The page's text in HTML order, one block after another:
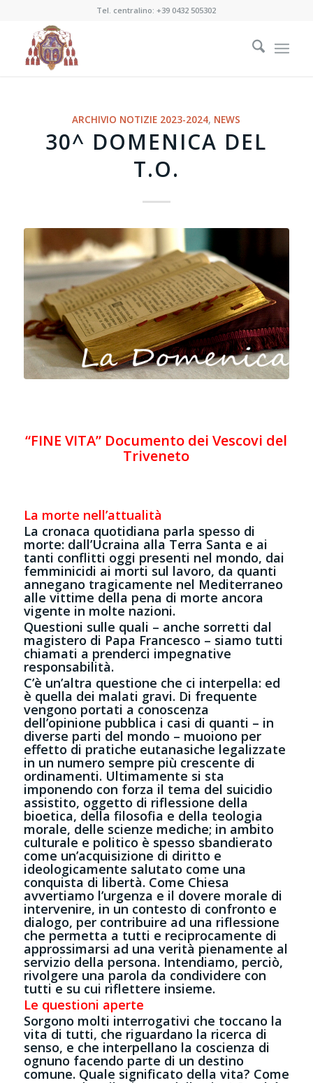
Tel. centralino:+39 0432 505302
ARCHIVIO NOTIZIE 2023-2024, NEWS
30^ DOMENICA DEL
T.O.
“FINE VITA” Documento dei Vescovi del
Triveneto
La morte nell’attualità
La cronaca quotidiana parla spesso di
morte: dall’Ucraina alla Terra Santa e ai
tanti conflitti oggi presenti nel mondo, dai
femminicidi ai morti sul lavoro, da quanti
annegano tragicamente nel Mediterraneo
alle vittime della pena di morte ancora
vigente in molte nazioni.
Questioni sulle quali – anche sorretti dal
magistero di Papa Francesco – siamo tutti
chiamati a prenderci impegnative
responsabilità.
C’è un’altra questione che ci interpella: ed
è quella dei malati gravi. Di frequente
vengono portati a conoscenza
dell’opinione pubblica i casi di quanti – in
diverse parti del mondo – muoiono per
effetto di pratiche eutanasiche legalizzate
in un numero sempre più crescente di
ordinamenti. Ultimamente si sta
imponendo con forza il tema del suicidio
assistito, oggetto di riflessione della
bioetica, della filosofia e della teologia
morale, delle scienze mediche; in ambito
culturale e politico è spesso sbandierato
come un’acquisizione di diritto e
ideologicamente salutato come una
conquista di libertà. Come Chiesa
avvertiamo l’urgenza e il dovere morale di
intervenire, in un contesto di confronto e
dialogo, per contribuire ad una riflessione
che permetta a tutti e reciprocamente di
approssimarsi ad una verità pienamente al
servizio della persona. Intendiamo, perciò,
rivolgere una parola da condividere con
tutti e su cui riflettere insieme.
Le questioni aperte
Sorgono molti interrogativi che toccano la
vita di tutti, che riguardano la ricerca di
senso, e che interpellano la coscienza di
ognuno facendo parte di un destino
comune. Quale significato della vita? Come